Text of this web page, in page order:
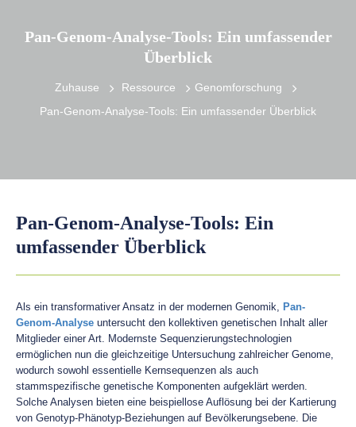
Pan-Genom-Analyse-Tools: Ein umfassender
Überblick
Zuhause Ressource
Genomforschung
Pan-Genom-Analyse-Tools: Ein umfassender Überblick
Pan-Genom-Analyse-Tools: Ein
umfassender Überblick
Als ein transformativer Ansatz in der modernen Genomik, Pan-
Genom-Analyse untersucht den kollektiven genetischen Inhalt aller
Mitglieder einer Art. Modernste Sequenzierungstechnologien
ermöglichen nun die gleichzeitige Untersuchung zahlreicher Genome,
wodurch sowohl essentielle Kernsequenzen als auch
stammspezifische genetische Komponenten aufgeklärt werden.
Solche Analysen bieten eine beispiellose Auflösung bei der Kartierung
von Genotyp-Phänotyp-Beziehungen auf Bevölkerungsebene. Die